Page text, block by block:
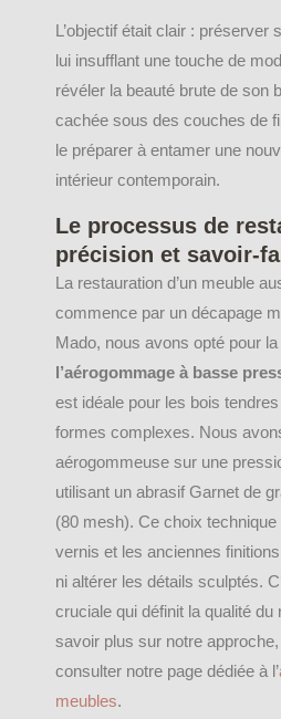
L’objectif était clair :
lui insufflant une touche de
révéler la beauté brute de son
cachée sous des couches de
le préparer à entamer une
intérieur contemporain.
Le processus de
précision et savoir-
La restauration d’un meuble
commence par un décapage
Mado, nous avons opté pour
l’aérogommage à basse
est idéale pour les bois
formes complexes. Nous
aérogommeuse sur une
utilisant un abrasif Garnet de
(80 mesh). Ce choix
vernis et les anciennes
ni altérer les détails sculptés.
cruciale qui définit la qualité du
savoir plus sur notre
consulter notre page dédiée à l’
meubles.